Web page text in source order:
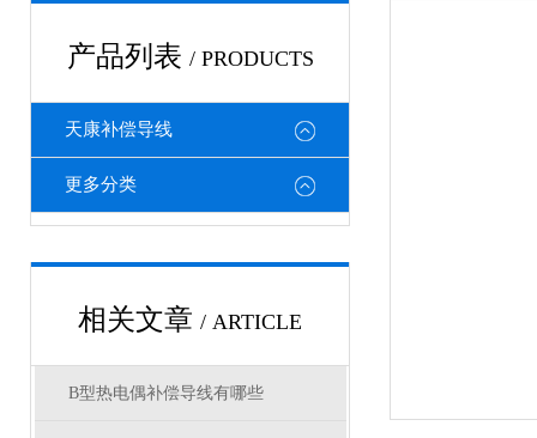
产品列表 / PRODUCTS
天康补偿导线
更多分类
相关文章 / ARTICLE
B型热电偶补偿导线有哪些